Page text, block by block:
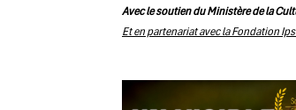
Avec lesoutien du Ministère de la
Et en partenariat avec la Fondation